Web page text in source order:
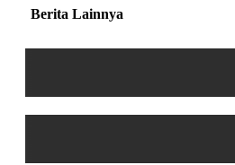
Berita Lainnya